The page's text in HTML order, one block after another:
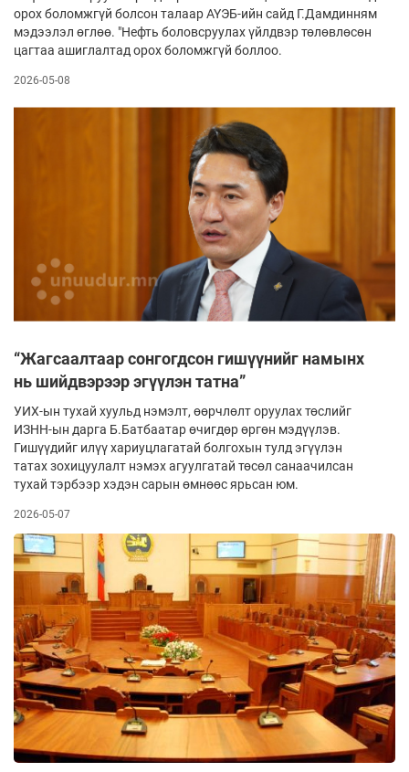
орох боломжгүй болсон талаар АҮЭБ-ийн сайд Г.Дамдинням
мэдээлэл өглөө. "Нефть боловсруулах үйлдвэр төлөвлөсөн
цагтаа ашиглалтад орох боломжгүй боллоо.
2026-05-08
“Жагсаалтаар сонгогдсон гишүүнийг намынх
нь шийдвэрээр эгүүлэн татна”
УИХ-ын тухай хуульд нэмэлт, өөрчлөлт оруулах төслийг
ИЗНН-ын дарга Б.Батбаатар өчигдөр өргөн мэдүүлэв.
Гишүүдийг илүү хариуцлагатай болгохын тулд эгүүлэн
татах зохицуулалт нэмэх агуулгатай төсөл санаачилсан
тухай тэрбээр хэдэн сарын өмнөөс ярьсан юм.
2026-05-07